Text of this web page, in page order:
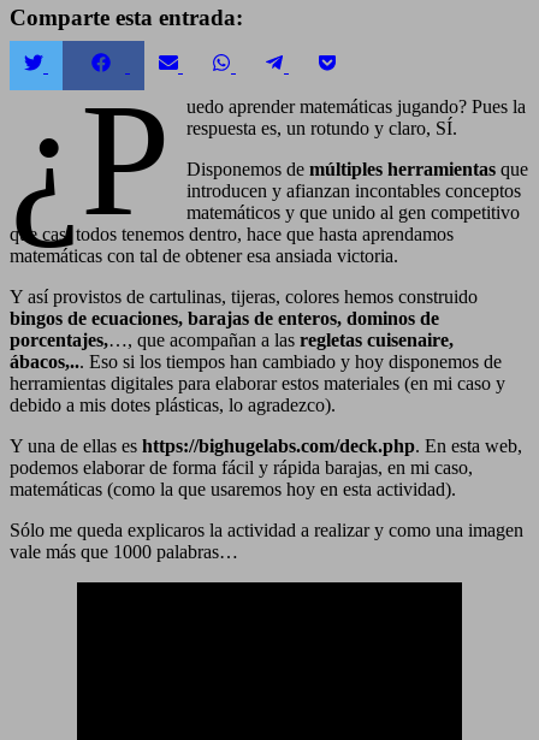
Comparte esta entrada:
Compartir
Twitter
Compartir
Facebook
Compartir
Email
Compartir
WhatsApp
Compartir
TelegramPocket
¿P
uedo aprender matemáticas jugando? Pues la
respuesta es, un rotundo y claro, SÍ.
Disponemos demúltiples herramientas que
introducen y afianzan incontables conceptos
matemáticos y que unido al gen competitivo
que casi todos tenemos dentro, hace que hasta aprendamos
matemáticas con tal de obtener esa ansiada victoria.
Y así provistos de cartulinas, tijeras, colores hemos construido
bingos de ecuaciones, barajas de enteros, dominos de
porcentajes,…, que acompañan a las regletas cuisenaire,
ábacos,... Eso si los tiempos han cambiado y hoy disponemos de
herramientas digitales para elaborar estos materiales (en mi caso y
debido a mis dotes plásticas, lo agradezco).
Y una de ellas es https://bighugelabs.com/deck.php. En esta web,
podemos elaborar de forma fácil y rápida barajas, en mi caso,
matemáticas (como la que usaremos hoy en esta actividad).
Sólo me queda explicaros la actividad a realizar y como una imagen
vale más que 1000 palabras…